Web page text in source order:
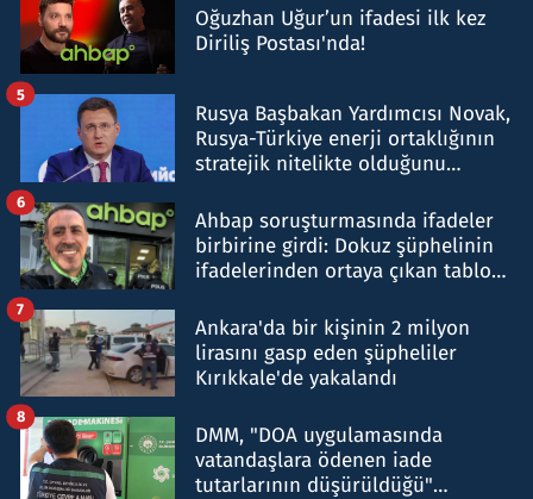
Oğuzhan Uğur’un ifadesi ilk kez
Diriliş Postası'nda!
Rusya Başbakan Yardımcısı Novak,
Rusya-Türkiye enerji ortaklığının
stratejik nitelikte olduğunu
5
Ahbap soruşturmasında ifadeler
birbirine girdi: Dokuz şüphelinin
ifadelerinden ortaya çıkan tablo
6
Ankara'da bir kişinin 2 milyon
lirasını gasp eden şüpheliler
Kırıkkale'de yakalandı
7
DMM, "DOA uygulamasında
vatandaşlara ödenen iade
tutarlarının düşürüldüğü"
8